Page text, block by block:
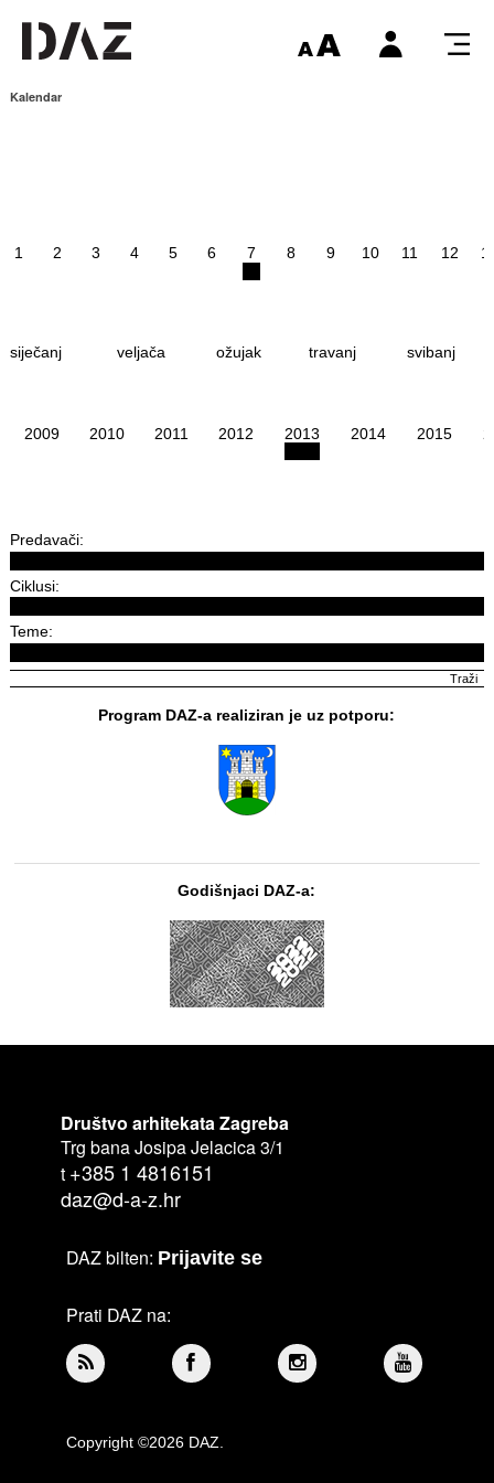
Kalendar
1 2 3 4 5 6 7 8 9 10 11 12
siječanj veljača ožujak travanj svibanj
2009 2010 2011 2012 2013 2014 2015
Predavači:
Ciklusi:
Teme:
Program DAZ-a realiziran je uz potporu:
Godišnjaci DAZ-a:
Društvo arhitekata Zagreba
Trg bana Josipa Jelacica 3/1
t +385 1 4816151
daz@d-a-z.hr
DAZ bilten: Prijavite se
Prati DAZ na:
Copyright ©2026 DAZ.